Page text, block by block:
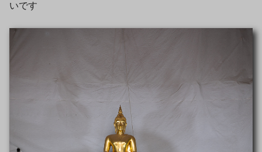
いです